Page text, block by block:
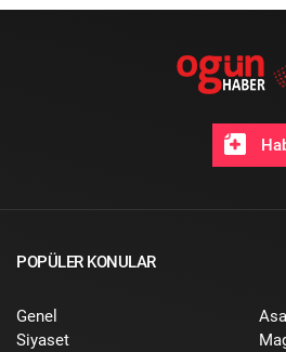
POPÜLER KONULAR
Genel
Siyaset